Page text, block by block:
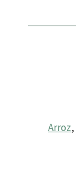
Arroz,